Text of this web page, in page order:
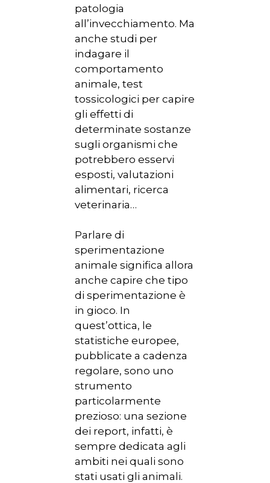
patologia
all’invecchiamento. Ma
anche studi per
indagare il
comportamento
animale, test
tossicologici per capire
gli effetti di
determinate sostanze
sugli organismi che
potrebbero esservi
esposti, valutazioni
alimentari, ricerca
veterinaria…
Parlare di
sperimentazione
animale significa allora
anche capire che tipo
di sperimentazione è
in gioco. In
quest’ottica, le
statistiche europee,
pubblicate a cadenza
regolare, sono uno
strumento
particolarmente
prezioso: una sezione
dei report, infatti, è
sempre dedicata agli
ambiti nei quali sono
stati usati gli animali.